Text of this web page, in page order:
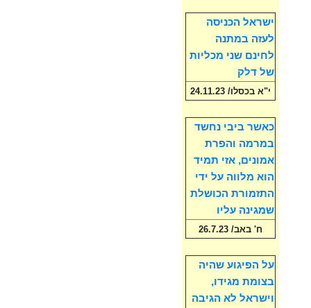
ישראל הכניסה
לעזה במתנה
לחינם שני מכליות
של דלק
י"א בכסלו/ 24.11.23
כאשר ביבי נחשד
במרמה והפרת
אמונים, אזי תמיד
הוא מלווה על ידי
התזמורת הכושלת
שמגינה עליו
ח' באב/ 26.7.23
על הפיגוע שהיה
בצומת מגידו,
וישראל לא הגיבה